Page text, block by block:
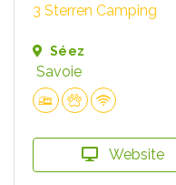
3 Sterren Camping
Séez
Savoie
Website